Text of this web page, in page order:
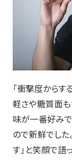
「衝撃度からす
軽さや糖質面
味が一番好み
ので新鮮でし
す」と笑顔で語